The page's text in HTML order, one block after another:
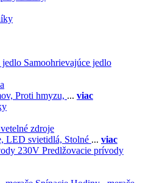
Samoohrievajúce jedlo
Proti hmyzu, ... viac
zdroje
LED svietidlá, Stolné ... viac
Predlžovacie prívody